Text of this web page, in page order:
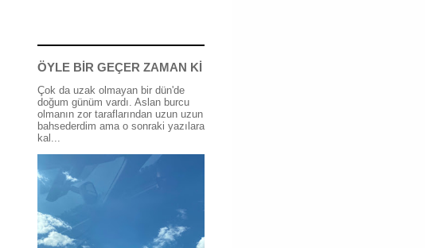
ÖYLE BİR GEÇER ZAMAN Kİ
Çok da uzak olmayan bir dün'de
doğum günüm vardı. Aslan burcu
olmanın zor taraflarından uzun uzun
bahsederdim ama o sonraki yazılara
kal...